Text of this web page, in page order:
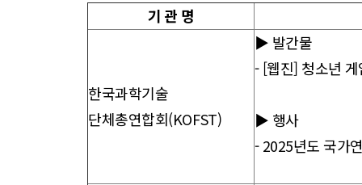
기 관 명
한국과학기술
단체총연합회(KOFST)
▶ 발간물
-[웹진] 청소년 게
▶ 행사
- 2025년도 국가